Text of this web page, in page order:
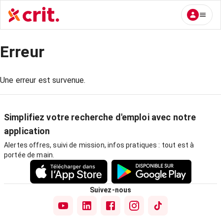
Erreur
Une erreur est survenue.
Simplifiez votre recherche d'emploi avec notre
application
Alertes offres, suivi de mission, infos pratiques : tout est à
portée de main.
Suivez-nous